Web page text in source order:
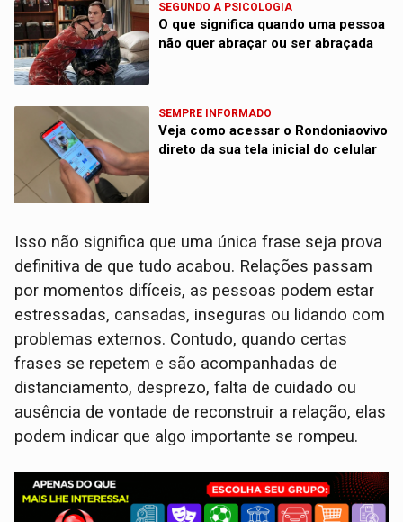
SEGUNDO A PSICOLOGIA
O que significa quando uma pessoa
não quer abraçar ou ser abraçada
SEMPRE INFORMADO
Veja como acessar o Rondoniaovivo
direto da sua tela inicial do celular
Isso não significa que uma única frase seja prova
definitiva de que tudo acabou. Relações passam
por momentos difíceis, as pessoas podem estar
estressadas, cansadas, inseguras ou lidando com
problemas externos. Contudo, quando certas
frases se repetem e são acompanhadas de
distanciamento, desprezo, falta de cuidado ou
ausência de vontade de reconstruir a relação, elas
podem indicar que algo importante se rompeu.